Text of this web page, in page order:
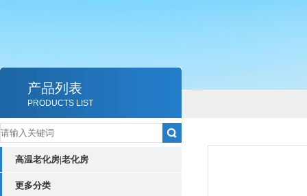
产品列表
PRODUCTS LIST
高温老化房|老化房
更多分类